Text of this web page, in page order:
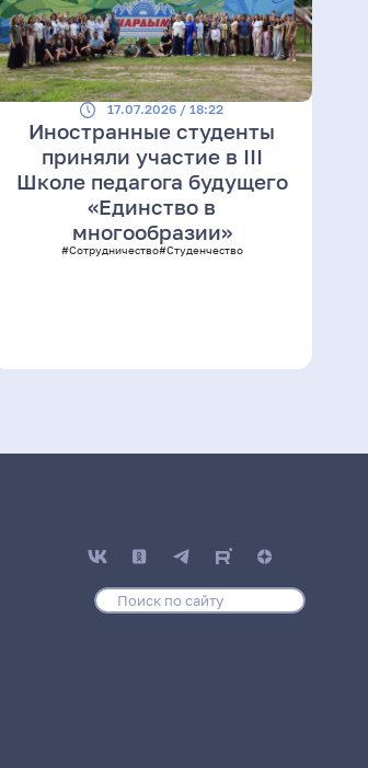
17.07.2026 / 18:22
Иностранные студенты
приняли участие в III
Школе педагога будущего
«Единство в
многообразии»
#Сотрудничество#Студенчество